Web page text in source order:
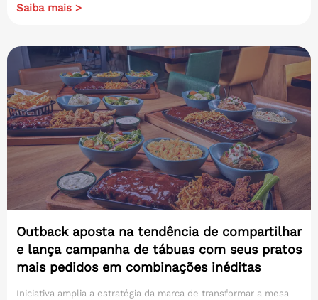
Saiba mais >
Outback aposta na tendência de compartilhar
e lança campanha de tábuas com seus pratos
mais pedidos em combinações inéditas
Iniciativa amplia a estratégia da marca de transformar a mesa